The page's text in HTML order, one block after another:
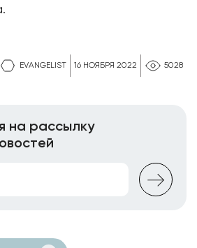
EVANGELIST 16 НОЯБРЯ 2022 5028
на рассылку